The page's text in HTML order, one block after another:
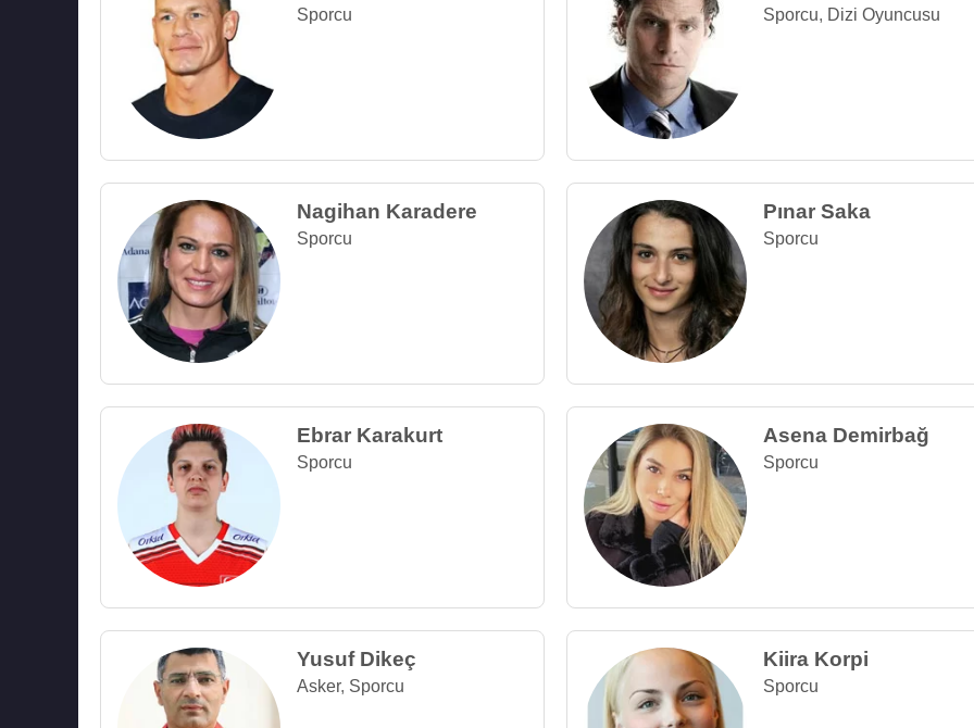
Sporcu Sporcu, Dizi Oyuncusu
Nagihan Karadere
Sporcu
Pınar Saka
Sporcu
Ebrar Karakurt
Sporcu
Asena Demirbağ
Sporcu
Yusuf Dikeç
Asker, Sporcu
Kiira Korpi
Sporcu